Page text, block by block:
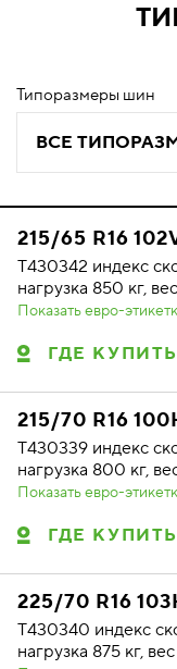
Типоразмеры шин
ВСЕ
215/65 R16
T430342 индекс
нагрузка 850 кг,
Показать евро-
ГДЕ КУПИТЬ
215/70 R16
T430339 индекс
нагрузка 800 кг,
Показать евро-
ГДЕ КУПИТЬ
225/70 R16
T430340 индекс
нагрузка 875 кг,